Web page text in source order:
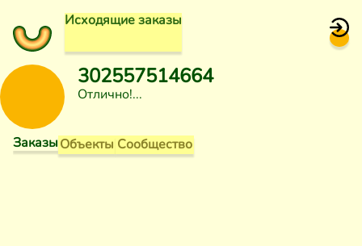
Исходящие заказы
302557514664
Отлично!
ЗаказыОбъекты Сообщество